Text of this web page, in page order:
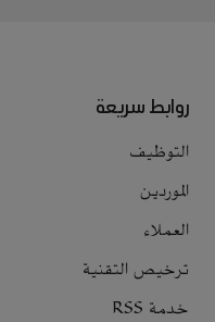
روابط سريعة
التوظيف
الموردين
العملاء
ترخيص التقنية
خدمة RSS